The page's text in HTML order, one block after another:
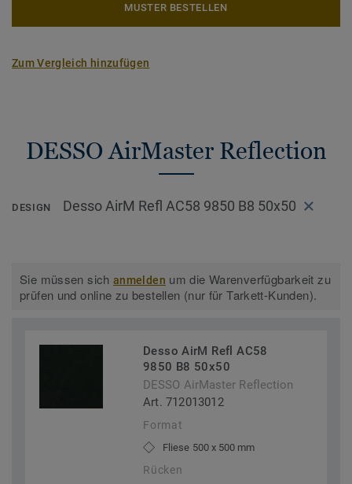
MUSTER BESTELLEN
Zum Vergleich hinzufügen
DESSO AirMaster Reflection
DESIGN Desso AirM Refl AC58 9850 B8 50x50
Sie müssen sichanmelden um die Warenverfügbarkeit zu
prüfen und online zu bestellen (nur für Tarkett-Kunden).
Desso AirM Refl AC58
9850 B8 50x50
DESSO AirMaster Reflection
Art. 712013012
Format
Fliese 500 x 500 mm
Rücken